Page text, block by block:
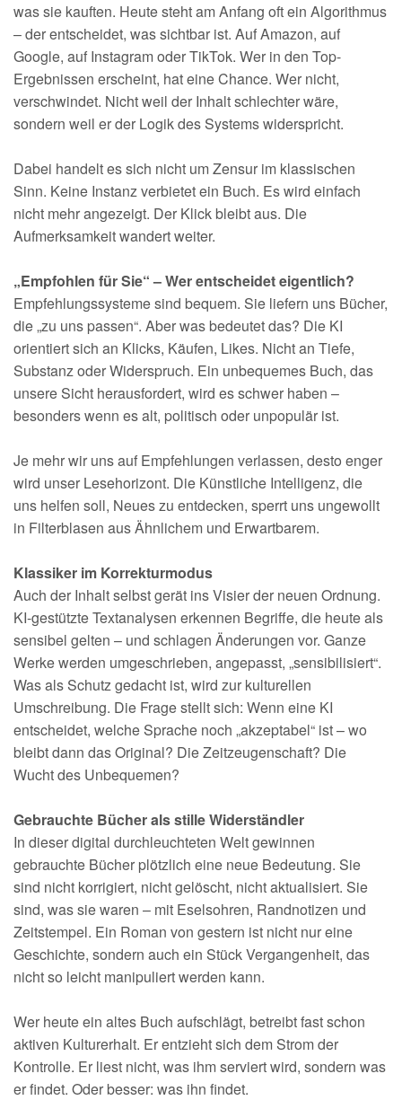
was sie kauften. Heute steht am Anfang oft ein Algorithmus
– der entscheidet, was sichtbar ist. Auf Amazon, auf
Google, auf Instagram oder TikTok. Wer in den Top-
Ergebnissen erscheint, hat eine Chance. Wer nicht,
verschwindet. Nicht weil der Inhalt schlechter wäre,
sondern weil er der Logik des Systems widerspricht.
Dabei handelt es sich nicht um Zensur im klassischen
Sinn. Keine Instanz verbietet ein Buch. Es wird einfach
nicht mehr angezeigt. Der Klick bleibt aus. Die
Aufmerksamkeit wandert weiter.
„Empfohlen für Sie“ – Wer entscheidet eigentlich?
Empfehlungssysteme sind bequem. Sie liefern uns Bücher,
die „zu uns passen“. Aber was bedeutet das? Die KI
orientiert sich an Klicks, Käufen, Likes. Nicht an Tiefe,
Substanz oder Widerspruch. Ein unbequemes Buch, das
unsere Sicht herausfordert, wird es schwer haben –
besonders wenn es alt, politisch oder unpopulär ist.
Je mehr wir uns auf Empfehlungen verlassen, desto enger
wird unser Lesehorizont. Die Künstliche Intelligenz, die
uns helfen soll, Neues zu entdecken, sperrt uns ungewollt
in Filterblasen aus Ähnlichem und Erwartbarem.
Klassiker im Korrekturmodus
Auch der Inhalt selbst gerät ins Visier der neuen Ordnung.
KI-gestützte Textanalysen erkennen Begriffe, die heute als
sensibel gelten – und schlagen Änderungen vor. Ganze
Werke werden umgeschrieben, angepasst, „sensibilisiert“.
Was als Schutz gedacht ist, wird zur kulturellen
Umschreibung. Die Frage stellt sich: Wenn eine KI
entscheidet, welche Sprache noch „akzeptabel“ ist – wo
bleibt dann das Original? Die Zeitzeugenschaft? Die
Wucht des Unbequemen?
Gebrauchte Bücher als stille Widerständler
In dieser digital durchleuchteten Welt gewinnen
gebrauchte Bücher plötzlich eine neue Bedeutung. Sie
sind nicht korrigiert, nicht gelöscht, nicht aktualisiert. Sie
sind, was sie waren – mit Eselsohren, Randnotizen und
Zeitstempel. Ein Roman von gestern ist nicht nur eine
Geschichte, sondern auch ein Stück Vergangenheit, das
nicht so leicht manipuliert werden kann.
Wer heute ein altes Buch aufschlägt, betreibt fast schon
aktiven Kulturerhalt. Er entzieht sich dem Strom der
Kontrolle. Er liest nicht, was ihm serviert wird, sondern was
er findet. Oder besser: was ihn findet.